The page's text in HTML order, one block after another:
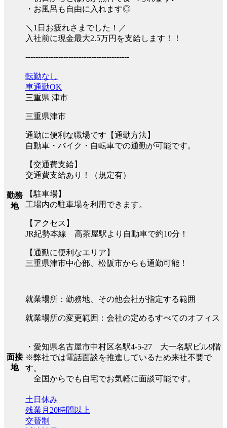
・お風呂も自由に入れます◎
＼1日お疲れさまでした！／
入社前に現金最大2.5万円を支給します！！
-----------------------------------------
勤務
地
転勤なし
車通勤OK
三重県 津市
三重県津市
通勤に便利な職場です【通勤方法】
自動車・バイク・自転車での通勤が可能です。
【交通費支給】
交通費支給あり！（規定有）
【駐車場】
工場内の駐車場を利用できます。
【アクセス】
JR紀勢本線 高茶屋駅より自動車で約10分！
【通勤に便利なエリア】
三重県津市中心部、松阪市からも通勤可能！
就業場所：勤務地、その他会社が指定する範囲
就業場所の変更範囲：会社の定めるすべてのオフィス
面接
地
・愛知県名古屋市中村区名駅4-5-27 大一名駅ビル9階
※弊社では電話面談を推進しているため来社不要で
す。
全国からでも自宅でお気軽に面談可能です。
土日休み
残業月20時間以上
交替制